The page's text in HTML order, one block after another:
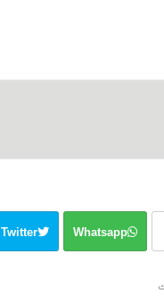
Twitter Whatsapp